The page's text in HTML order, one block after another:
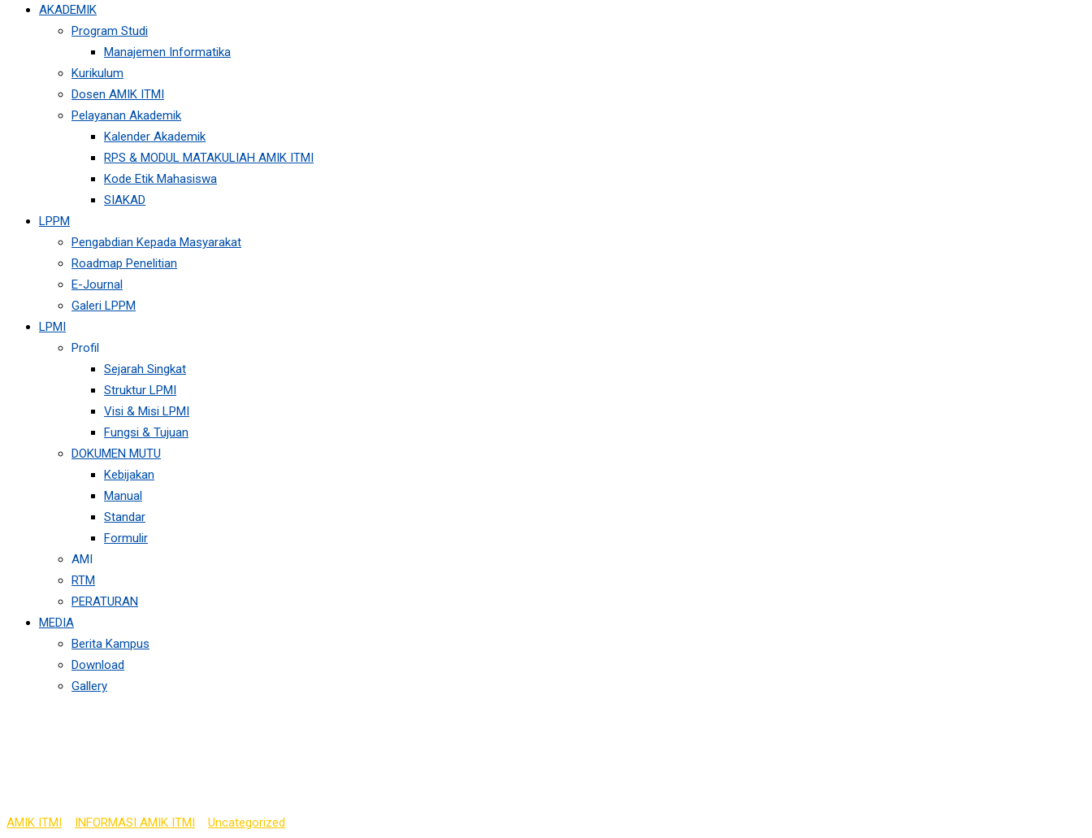
AKADEMIK
Program Studi
Manajemen Informatika
Kurikulum
Dosen AMIK ITMI
Pelayanan Akademik
Kalender Akademik
RPS & MODUL MATAKULIAH AMIK ITMI
Kode Etik Mahasiswa
SIAKAD
LPPM
Pengabdian Kepada Masyarakat
Roadmap Penelitian
E-Journal
Galeri LPPM
LPMI
Profil
Sejarah Singkat
Struktur LPMI
Visi & Misi LPMI
Fungsi & Tujuan
DOKUMEN MUTU
Kebijakan
Manual
Standar
Formulir
AMI
RTM
PERATURAN
MEDIA
Berita Kampus
Download
Gallery
AMIK ITMI INFORMASI AMIK ITMI Uncategorized